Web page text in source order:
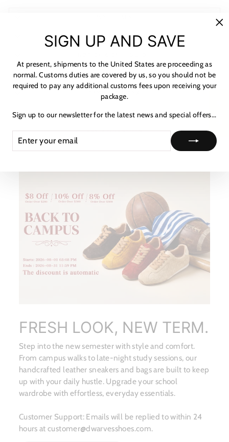
SHIPPING & RETURNS
SHIPPING INFORMATION
PAYMENT & TAX
HOW TO TRACK
ASK A QUESTION
FRESH LOOK, NEW TERM.
Step into the new semester with style and comfort.
From campus walks to late-night study sessions, our
handcrafted leather sneakers and bags are built to keep
up with your daily hustle. Upgrade your school
wardrobe with effortless, everyday essentials.
Customer Support: Emails will be replied to within 24
hours at customer@dwarvesshoes.com.
SIGN UP AND SAVE
At present, shipments to the United States are proceeding as
normal. Customs duties are covered by us, so you should not be
required to pay any additional customs fees upon receiving your
package.
Sign up to our newsletter for the latest news and special offers...
YOUR
EMAIL
★ 리뷰